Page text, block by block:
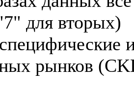
для вторых)
рынков